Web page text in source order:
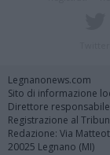
Legnanonews.com
Sito di informazione
Direttore
Registrazione al
Redazione: Via
20025 Legnano (MI)